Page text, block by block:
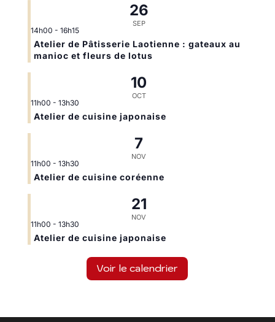
26
SEP
14h00 - 16h15
Atelier de Pâtisserie Laotienne : gateaux au
manioc et fleurs de lotus
10
OCT
11h00 - 13h30
Atelier de cuisine japonaise
7
NOV
11h00 - 13h30
Atelier de cuisine coréenne
21
NOV
11h00 - 13h30
Atelier de cuisine japonaise
Voir le calendrier